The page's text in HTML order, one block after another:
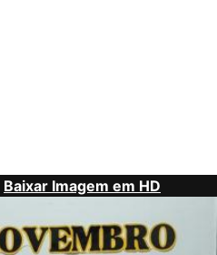
Baixar Imagem em HD